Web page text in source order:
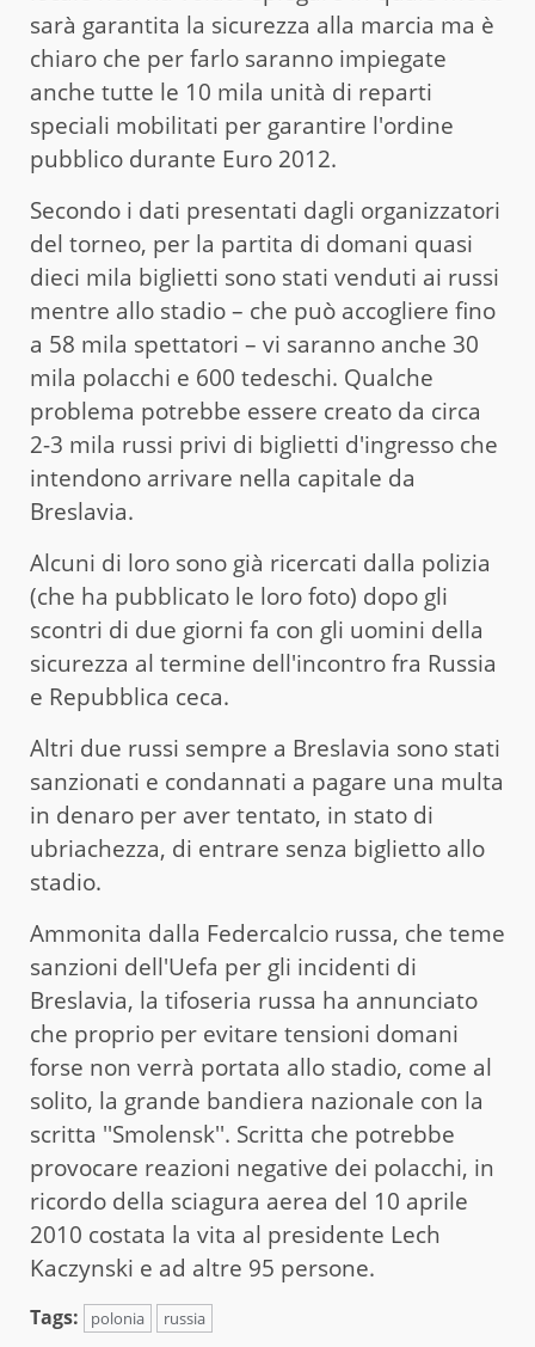
sarà garantita la sicurezza alla marcia ma è
chiaro che per farlo saranno impiegate
anche tutte le 10 mila unità di reparti
speciali mobilitati per garantire l'ordine
pubblico durante Euro 2012.
Secondo i dati presentati dagli organizzatori
del torneo, per la partita di domani quasi
dieci mila biglietti sono stati venduti ai russi
mentre allo stadio – che può accogliere fino
a 58 mila spettatori – vi saranno anche 30
mila polacchi e 600 tedeschi. Qualche
problema potrebbe essere creato da circa
2-3 mila russi privi di biglietti d'ingresso che
intendono arrivare nella capitale da
Breslavia.
Alcuni di loro sono già ricercati dalla polizia
(che ha pubblicato le loro foto) dopo gli
scontri di due giorni fa con gli uomini della
sicurezza al termine dell'incontro fra Russia
e Repubblica ceca.
Altri due russi sempre a Breslavia sono stati
sanzionati e condannati a pagare una multa
in denaro per aver tentato, in stato di
ubriachezza, di entrare senza biglietto allo
stadio.
Ammonita dalla Federcalcio russa, che teme
sanzioni dell'Uefa per gli incidenti di
Breslavia, la tifoseria russa ha annunciato
che proprio per evitare tensioni domani
forse non verrà portata allo stadio, come al
solito, la grande bandiera nazionale con la
scritta ''Smolensk''. Scritta che potrebbe
provocare reazioni negative dei polacchi, in
ricordo della sciagura aerea del 10 aprile
2010 costata la vita al presidente Lech
Kaczynski e ad altre 95 persone.
Tags: polonia russia